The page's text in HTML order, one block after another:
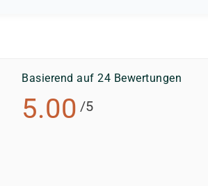
Basierend auf 24 Bewertungen
5.00 /5